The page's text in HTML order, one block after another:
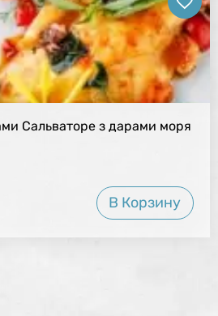
Сальваторе з дарами моря
В Корзину